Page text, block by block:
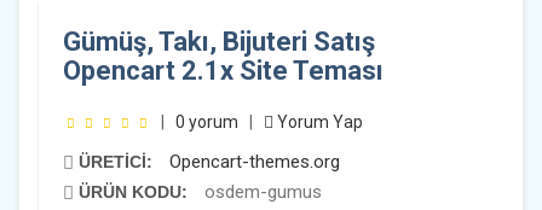
Gümüş, Takı, Bijuteri Satış
Opencart 2.1x Site Teması
0 yorum Yorum Yap
ÜRETICI: Opencart-themes.org
ÜRÜN KODU: osdem-gumus